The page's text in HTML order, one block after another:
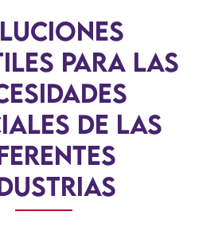
para las
de las